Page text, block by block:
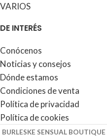
VARIOS
DE INTERÉS
Conócenos
Noticias y consejos
Dónde estamos
Condiciones de venta
Política de privacidad
Política de cookies
BURLESKE SENSUAL BOUTIQUE